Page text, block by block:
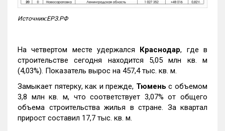
Источник:ЕРЗ.РФ
На четвертом месте удержался Краснодар, где в
строительстве сегодня находится 5,05 млн кв. м
(4,03%). Показатель вырос на 457,4 тыс. кв. м.
Замыкает пятерку, как и прежде, Тюмень с объемом
3,8 млн кв. м, что соответствует 3,07% от общего
объема строительства жилья в стране. За квартал
прирост составил 17,7 тыс. кв. м.